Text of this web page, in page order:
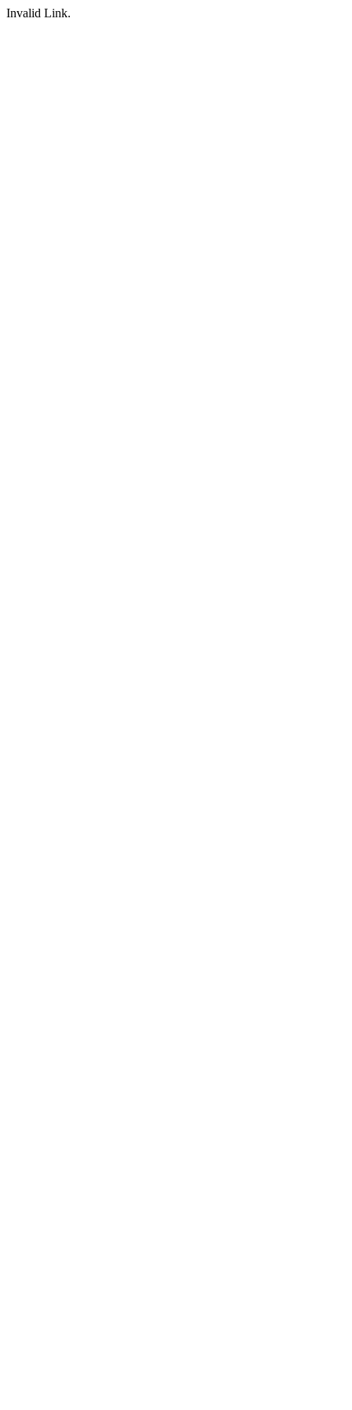
Invalid Link.